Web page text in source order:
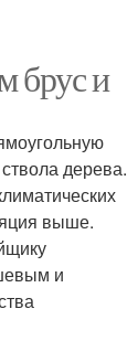
брус и
дерева.
выше.
и